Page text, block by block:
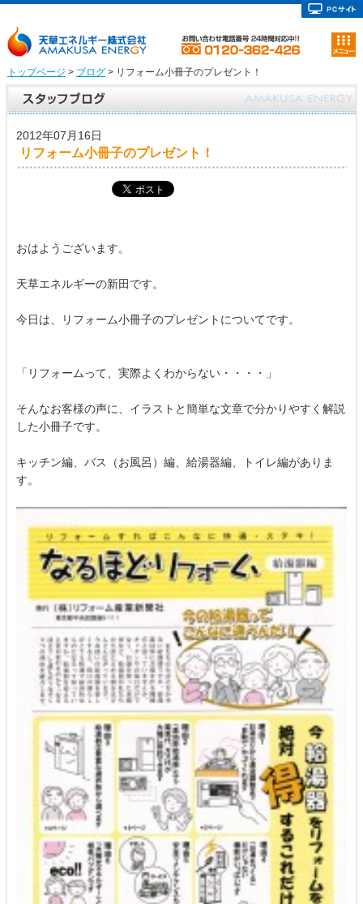
トップページ > ブログ> リフォーム小冊子のプレゼント！
2012年07月16日
リフォーム小冊子のプレゼント！
おはようございます。
天草エネルギーの新田です。
今日は、リフォーム小冊子のプレゼントについてです。
「リフォームって、実際よくわからない・・・・」
そんなお客様の声に、イラストと簡単な文章で分かりやすく解説
した小冊子です。
キッチン編、バス（お風呂）編、給湯器編、トイレ編がありま
す。